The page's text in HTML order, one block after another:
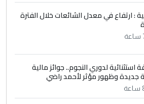
يرد على صدام حسين سل
(نص كامل)
5
من عصابة علي ماما يسقط
للعراق ومن اصول عريقة
: ارتفاع في معدل الشائعات خلال الفترة
استثنائية لدوري النجوم.. جوائز مالية
جديدة وظهور مؤثر لأحمد راضي